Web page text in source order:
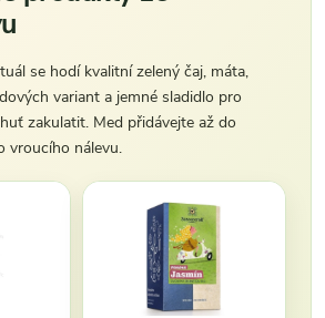
se hodí kvalitní zelený čaj, máta,
variant a jemné sladidlo pro
zakulatit. Med přidávejte až do
vroucího nálevu.